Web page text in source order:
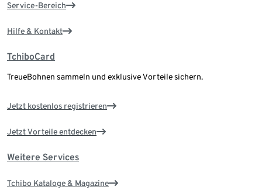
Service-Bereich
Hilfe & Kontakt
TchiboCard
TreueBohnen sammeln und exklusive Vorteile sichern.
Jetzt kostenlos registrieren
Jetzt Vorteile entdecken
Weitere Services
Tchibo Kataloge & Magazine